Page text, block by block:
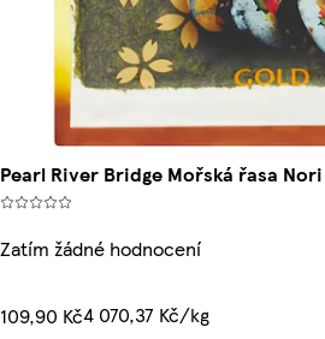
Pearl River Bridge Mořská řasa
Zatím žádné hodnocení
109,90 Kč4 070,37 Kč/kg